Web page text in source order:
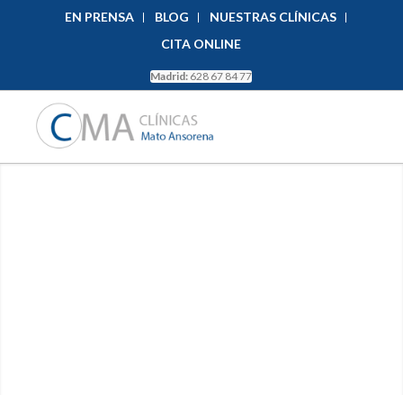
EN PRENSA BLOG
NUESTRAS CLÍNICAS
CITA ONLINE
Madrid: 628 67 84 77